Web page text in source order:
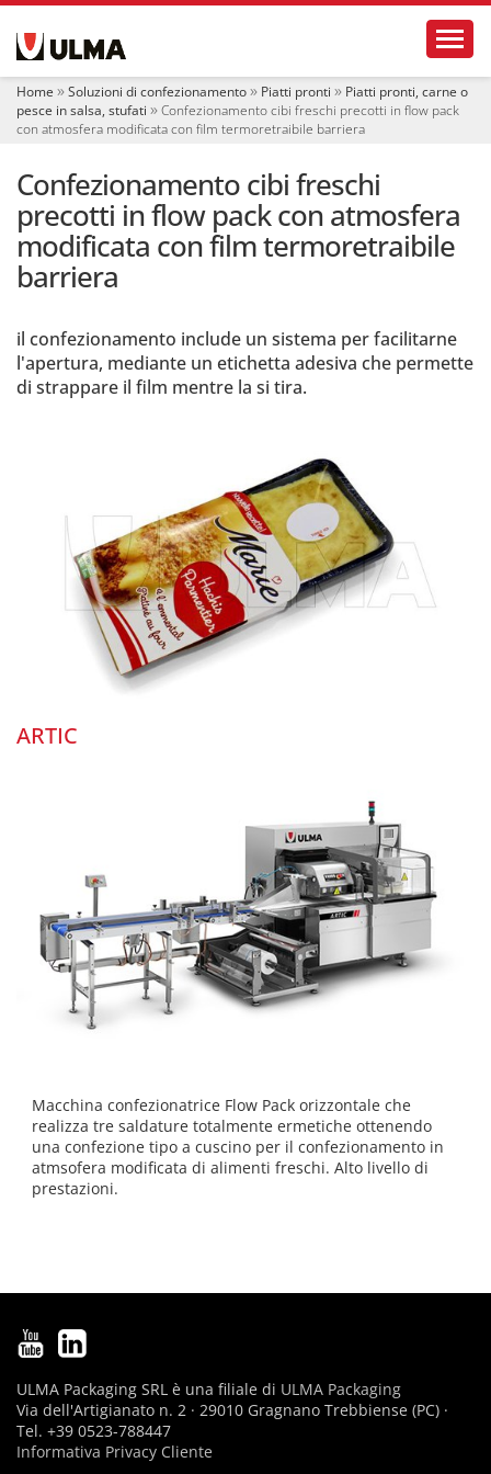
i
Home Soluzioni di confezionamento Piatti pronti
Piatti pronti, carne o
pesce in salsa, stufati
Confezionamento cibi freschi precotti in flow pack
con atmosfera modificata con film termoretraibile barriera
Confezionamento cibi freschi
precotti in flow pack con atmosfera
modificata con film termoretraibile
barriera
il confezionamento include un sistema per facilitarne
l'apertura, mediante un etichetta adesiva che permette
di strappare il film mentre la si tira.
ARTIC
Macchina confezionatrice Flow Pack orizzontale che
realizza tre saldature totalmente ermetiche ottenendo
una confezione tipo a cuscino per il confezionamento in
atmsofera modificata di alimenti freschi. Alto livello di
prestazioni.
ULMA Packaging SRL è una filiale di ULMA Packaging
Via dell'Artigianato n. 2 · 29010 Gragnano Trebbiense (PC) ·
Tel. +39 0523-788447
Informativa Privacy Cliente